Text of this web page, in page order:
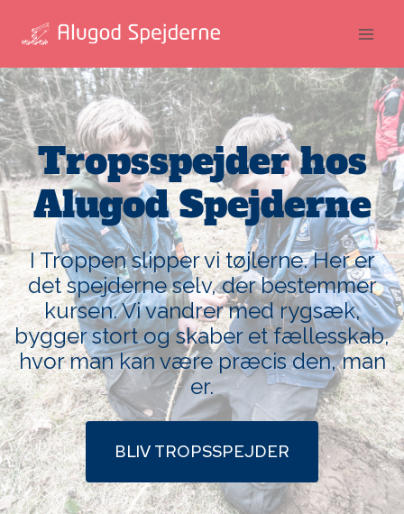
Tropsspejder hos
Alugod Spejderne
I Troppen slipper vi tøjlerne. Her er
det spejderne selv, der bestemmer
kursen. Vi vandrer med rygsæk,
bygger stort og skaber et fællesskab,
hvor man kan være præcis den, man
er.
BLIV TROPSSPEJDER